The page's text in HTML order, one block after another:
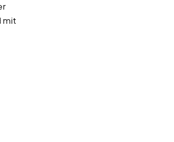
mit